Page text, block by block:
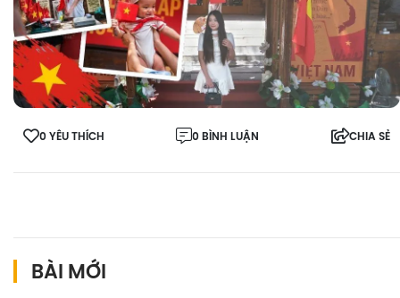
0 YÊU THÍCH 0 BÌNH LUẬN CHIA SẺ
BÀI MỚI